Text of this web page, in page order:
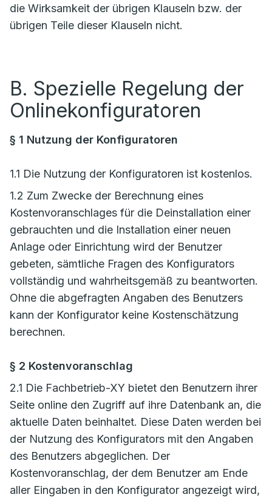
die Wirksamkeit der übrigen Klauseln bzw. der
übrigen Teile dieser Klauseln nicht.
B. Spezielle Regelung der
Onlinekonfiguratoren
§ 1 Nutzung der Konfiguratoren
1.1 Die Nutzung der Konfiguratoren ist kostenlos.
1.2 Zum Zwecke der Berechnung eines
Kostenvoranschlages für die Deinstallation einer
gebrauchten und die Installation einer neuen
Anlage oder Einrichtung wird der Benutzer
gebeten, sämtliche Fragen des Konfigurators
vollständig und wahrheitsgemäß zu beantworten.
Ohne die abgefragten Angaben des Benutzers
kann der Konfigurator keine Kostenschätzung
berechnen.
§ 2 Kostenvoranschlag
2.1 Die Fachbetrieb-XY bietet den Benutzern ihrer
Seite online den Zugriff auf ihre Datenbank an, die
aktuelle Daten beinhaltet. Diese Daten werden bei
der Nutzung des Konfigurators mit den Angaben
des Benutzers abgeglichen. Der
Kostenvoranschlag, der dem Benutzer am Ende
aller Eingaben in den Konfigurator angezeigt wird,